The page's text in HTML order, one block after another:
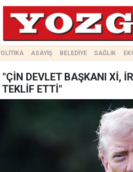
ASAYİŞ BELEDİYE SAĞLIK
DEVLET BAŞKANI Xİ,
ETTİ"